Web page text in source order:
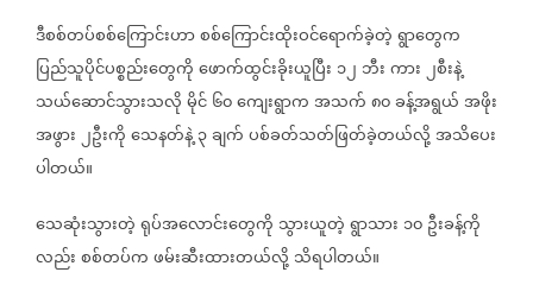
ဒီစစ်တပ်စစ်ကြောင်းဟာစစ်ကြောင်းထိုးဝင်ရောက်ခဲ့တဲ့ရွာတွေက
ပြည်သူပိုင်ပစ္စည်းတွေကိုဖောက်ထွင်းခိုးယူပြီး ၁၂ ဘီးကား၂စီးနဲ့
သယ်ဆောင်သွားသလိုမိုင်၆၀ကျေးရွာကအသက်၈၀ခန့်အရွယ်အဖိုး
အဖွား၂ဦးကိုသေနတ်နဲ့၃ချက်ပစ်ခတ်သတ်ဖြတ်ခဲ့တယ်လို့အသိပေး
ပါတယ်။
သေဆုံးသွားတဲ့ရုပ်အလောင်းတွေကို သွားယူတဲ့ရွာသား ၁၀ဦးခန့်ကို
လည်းစစ်တပ်ကဖမ်းဆီးထားတယ်လို့သိရပါတယ်။